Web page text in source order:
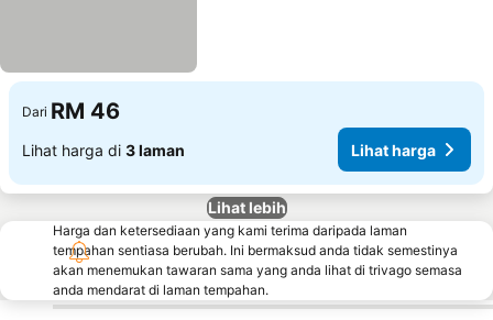
Dari RM 46
Lihat harga di 3 laman Lihat harga
Lihat lebih
Harga dan ketersediaan yang kami terima daripada laman
tempahan sentiasa berubah. Ini bermaksud anda tidak semestinya
akan menemukan tawaran sama yang anda lihat di trivago semasa
anda mendarat di laman tempahan.